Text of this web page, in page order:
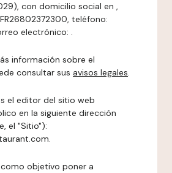
con domicilio social en ,
teléfono:
electrónico: .
información sobre el
consultar sus avisos legales.
el editor del sitio web
en la siguiente dirección
el "Sitio"):
objetivo poner a